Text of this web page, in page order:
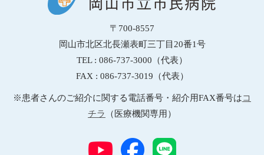
〒700-8557
岡山市北区北長瀬表町三丁目20番1号
TEL : 086-737-3000（代表）
FAX : 086-737-3019（代表）
※患者さんのご紹介に関する電話番号・紹介用FAX番号はコ
チラ
（医療機関専用）